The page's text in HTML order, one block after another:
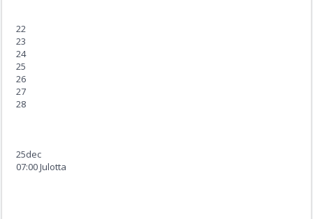
22
23
24
25
26
27
28
25dec
07:00 Julotta